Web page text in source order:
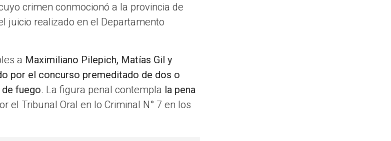
crimen conmocionó a la provincia de
juicio realizado en el Departamento
a Maximiliano Pilepich, Matías Gil y
por el concurso premeditado de dos o
fuego. La figura penal contempla la pena
el Tribunal Oral en lo Criminal N° 7 en los